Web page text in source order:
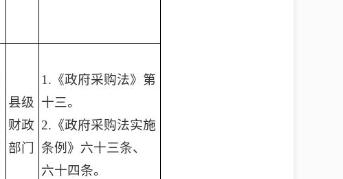
县级
财政
部门
1.《政府采购法》第
十三。
2.《政府采购法实施
条例》六十三条、
六十四条。